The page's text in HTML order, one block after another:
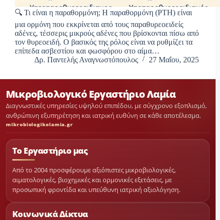
🔍 Τι είναι η παραθορμόνη; Η παραθορμόνη (PTH) είναι
μια ορμόνη που εκκρίνεται από τους παραθυρεοειδείς
αδένες, τέσσερις μικρούς αδένες που βρίσκονται πίσω από
τον θυρεοειδή. Ο βασικός της ρόλος είναι να ρυθμίζει τα
επίπεδα ασβεστίου και φωσφόρου στο αίμα…
Δρ. Παντελής Αναγνωστόπουλος
27 Μαΐου, 2025
Μικροβιολογικό Εργαστήριο Λαμία
Διαγνωστικές υπηρεσίες υψηλού επιπέδου, με σύγχρονο εξοπλισμό,
ανθρώπινη εξυπηρέτηση και ιατρική ευθύνη σε κάθε αποτέλεσμα.
mikrobiologikolamia.gr
Το Εργαστήριο μας
Από το 2004 προσφέρουμε αξιόπιστες μικροβιολογικές,
αιματολογικές, βιοχημικές και ορμονικές εξετάσεις, με
προσωπική φροντίδα και υπεύθυνη ιατρική αξιολόγηση.
Κοινωνικά Δίκτυα